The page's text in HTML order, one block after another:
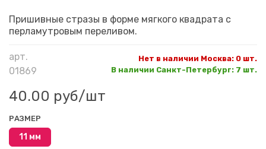
арт.
01869
Нет в наличии Москва: 0 шт.
В наличии Санкт-Петербург: 7 шт.
40.00 руб/шт
РАЗМЕР
11 мм
Пришивные стразы в форме мягкого квадрата с
перламутровым переливом.